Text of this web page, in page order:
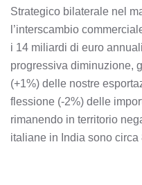
Strategico bilaterale nel
l’interscambio
i 14 miliardi di euro
progressiva diminuzione,
(+1%) delle nostre
flessione (-2%) delle
rimanendo in territorio
italiane in India sono circa